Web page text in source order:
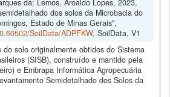
da; Lemos, Aroaldo Lopes, 2023,
dos solos da Microbacia do
Estado de Minas Gerais",
SoilData/ADPFKW, SoilData, V1
solo originalmente obtidos do Sistema
(SISB), construído e mantido pela
e Embrapa Informática Agropecuária
Semidetalhado dos Solos da